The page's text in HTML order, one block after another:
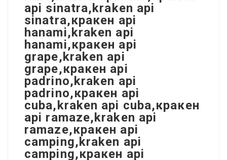
api sinatra,kraken api
sinatra,кракен api
hanami,kraken api
hanami,кракен api
grape,kraken api
grape,кракен api
padrino,kraken api
padrino,кракен api
cuba,kraken api cuba,кракен
api ramaze,kraken api
ramaze,кракен api
camping,kraken api
camping,кракен api